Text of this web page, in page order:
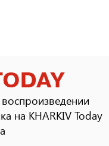
на KHARKIV Today